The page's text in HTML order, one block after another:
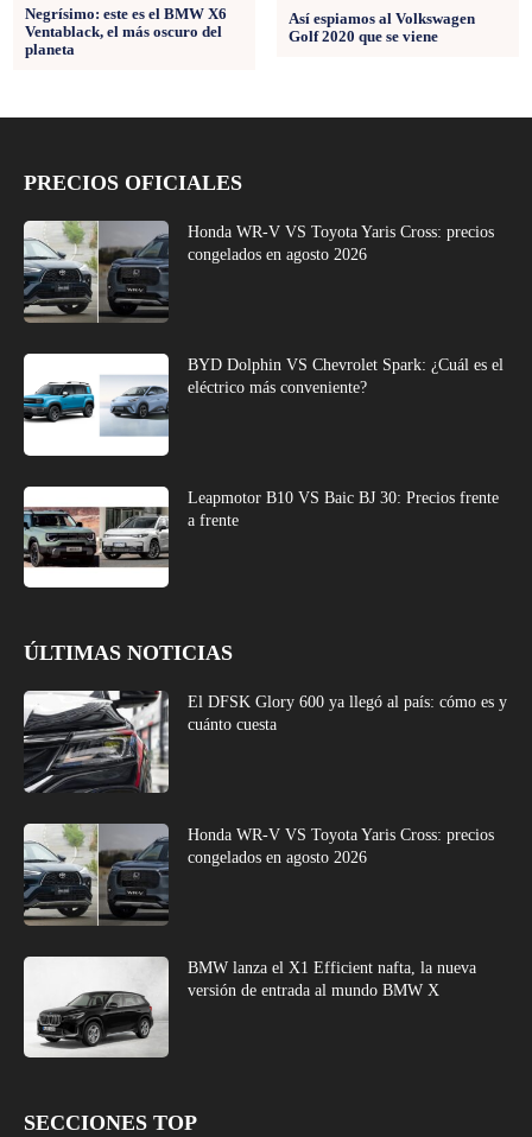
Negrísimo: este es el BMW X6
Ventablack, el más oscuro del
planeta
Así espiamos al Volkswagen
Golf 2020 que se viene
PRECIOS OFICIALES
Honda WR-V VS Toyota Yaris Cross: precios
congelados en agosto 2026
BYD Dolphin VS Chevrolet Spark: ¿Cuál es el
eléctrico más conveniente?
Leapmotor B10 VS Baic BJ 30: Precios frente
a frente
ÚLTIMAS NOTICIAS
El DFSK Glory 600 ya llegó al país: cómo es y
cuánto cuesta
Honda WR-V VS Toyota Yaris Cross: precios
congelados en agosto 2026
BMW lanza el X1 Efficient nafta, la nueva
versión de entrada al mundo BMW X
SECCIONES TOP